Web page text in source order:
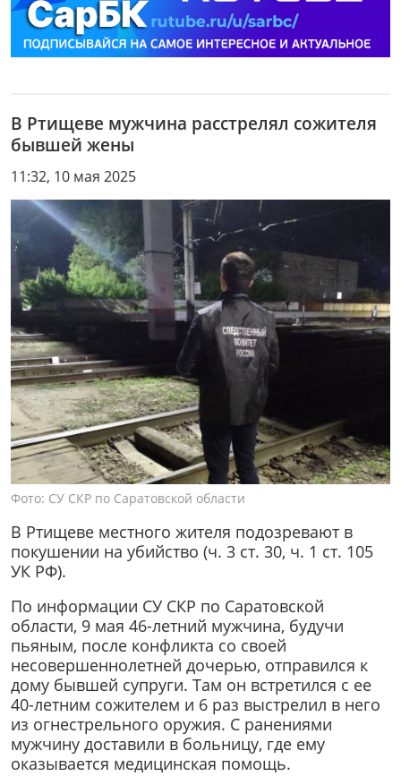
В Ртищеве мужчина расстрелял сожителя
бывшей жены
11:32, 10 мая 2025
Фото: СУ СКР по Саратовской области
В Ртищеве местного жителя подозревают в
покушении на убийство (ч. 3 ст. 30, ч. 1 ст. 105
УК РФ).
По информации СУ СКР по Саратовской
области, 9 мая 46-летний мужчина, будучи
пьяным, после конфликта со своей
несовершеннолетней дочерью, отправился к
дому бывшей супруги. Там он встретился с ее
40-летним сожителем и 6 раз выстрелил в него
из огнестрельного оружия. С ранениями
мужчину доставили в больницу, где ему
оказывается медицинская помощь.